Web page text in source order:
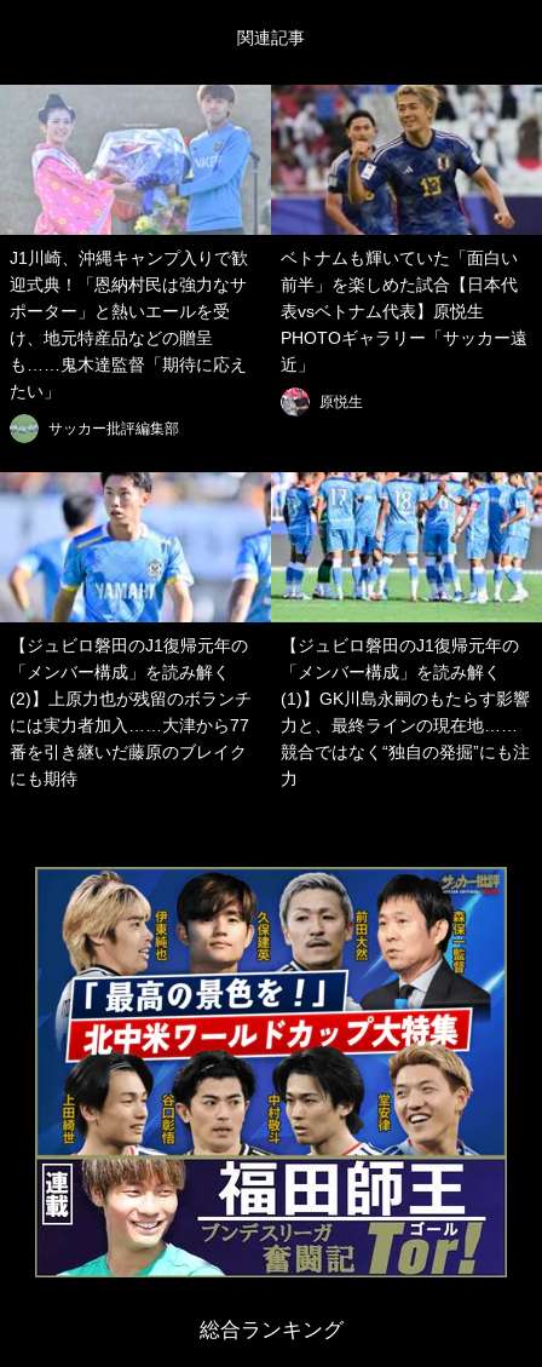
関連記事
J1川崎、沖縄キャンプ入りで歓
迎式典！「恩納村民は強力なサ
ポーター」と熱いエールを受
け、地元特産品などの贈呈
も……鬼木達監督「期待に応え
たい」
サッカー批評編集部
ベトナムも輝いていた「面白い
前半」を楽しめた試合【日本代
表vsベトナム代表】原悦生
PHOTOギャラリー「サッカー遠
近」
原悦生
【ジュビロ磐田のJ1復帰元年の
「メンバー構成」を読み解く
(2)】上原力也が残留のボランチ
には実力者加入……大津から77
番を引き継いだ藤原のブレイク
にも期待
【ジュビロ磐田のJ1復帰元年の
「メンバー構成」を読み解く
(1)】GK川島永嗣のもたらす影響
力と、最終ラインの現在地……
競合ではなく“独自の発掘”にも注
力
総合ランキング